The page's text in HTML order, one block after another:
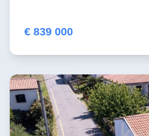
€ 839 000